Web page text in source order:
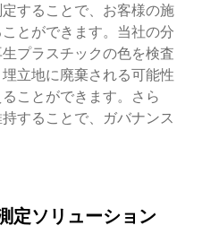
することで、お客様の施
とができます。当社の分
プラスチックの色を検査
立地に廃棄される可能性
ことができます。さら
することで、ガバナンス
定ソリューション